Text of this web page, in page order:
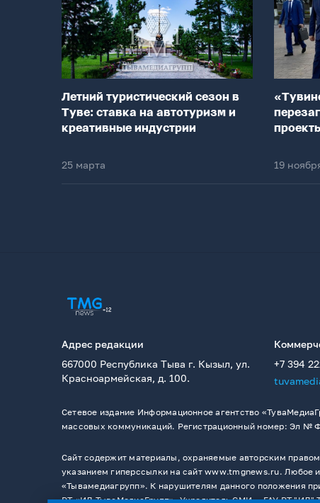
Летний туристический сезон в
Туве: ставка на автотуризм и
креативные индустрии
25 марта 19
Адрес редакции
667000 Республика Тыва г. Кызыл, ул.
Красноармейская, д. 100.
+7 394
Сетевое издание Информационное агентство
массовых коммуникаций. Регистрационный номер: Эл №
Сайт содержит материалы, охраняемые авторским
указанием гиперссылки на сайт www.tmgnews.ru. Любое
«Тывамедиагрупп». К нарушителям данного положения
РТ «ИД ТываМедиаГрупп». Учредитель СМИ －ГАУ РТ "ИД"